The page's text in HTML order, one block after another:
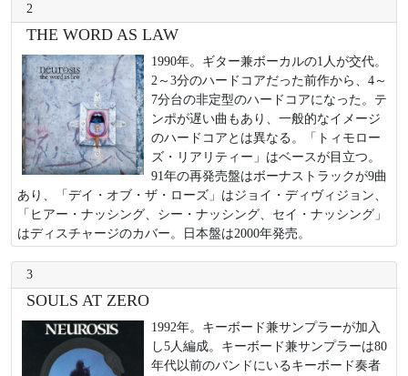
2
THE WORD AS LAW
1990年。ギター兼ボーカルの1人が交代。
2～3分のハードコアだった前作から、4～
7分台の非定型のハードコアになった。テ
ンポが遅い曲もあり、一般的なイメージ
のハードコアとは異なる。「トィモロー
ズ・リアリティー」はベースが目立つ。
91年の再発売盤はボーナストラックが9曲
あり、「デイ・オブ・ザ・ローズ」はジョイ・ディヴィジョン、
「ヒアー・ナッシング、シー・ナッシング、セイ・ナッシング」
はディスチャージのカバー。日本盤は2000年発売。
3
SOULS AT ZERO
1992年。キーボード兼サンプラーが加入
し5人編成。キーボード兼サンプラーは80
年代以前のバンドにいるキーボード奏者